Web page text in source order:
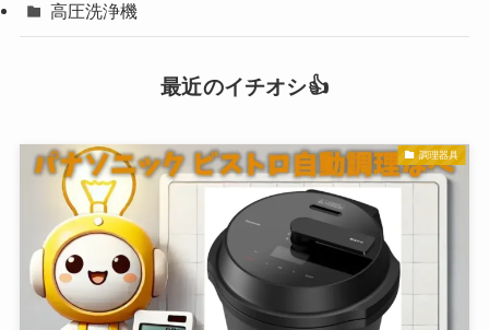
高圧洗浄機
最近のイチオシ👍
調理器具